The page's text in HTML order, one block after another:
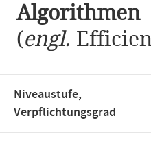
Algorithmen
(engl.
Niveaustufe,
Verpflichtungsgrad